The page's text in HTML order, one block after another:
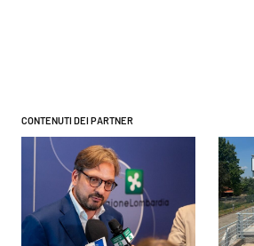
CONTENUTI DEI PARTNER